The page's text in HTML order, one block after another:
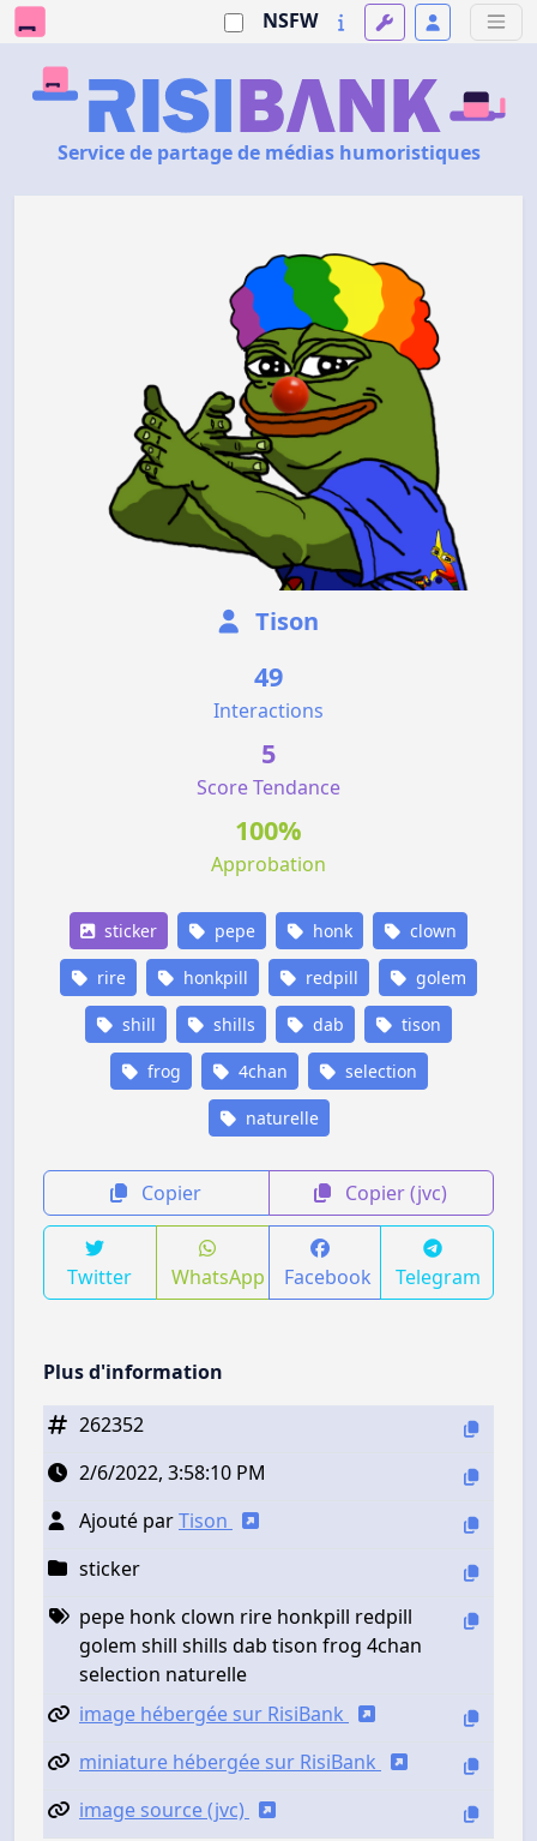
NSFW
Service de partage de médias humoristiques
Tison
49
Interactions
5
Score Tendance
100%
Approbation
sticker pepe honk clown
rire honkpill redpill golem
shill shills dab tison
frog 4chan selection
naturelle
Copier Copier (jvc)
Twitter WhatsApp Facebook Telegram
Plus d'information
262352
2/6/2022, 3:58:10 PM
Ajouté parTison
sticker
pepe honk clown rire honkpill redpill
golem shill shills dab tison frog 4chan
selection naturelle
image hébergée sur RisiBank
miniature hébergée sur RisiBank
image source (jvc)